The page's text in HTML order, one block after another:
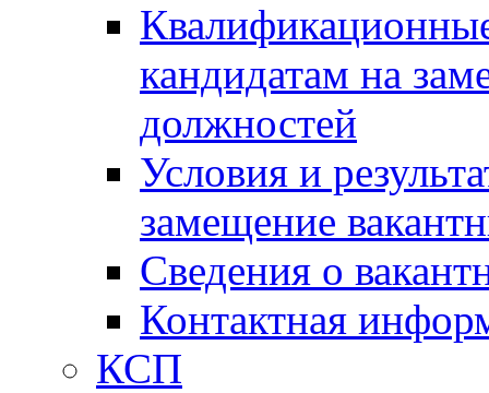
кандидатам на
должностей
Условия и
замещение
Сведения о
Контактная
КСП